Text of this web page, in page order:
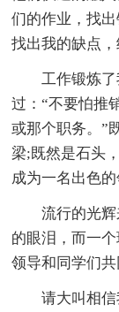
们的作业，找
找出我的缺点，
工作锻炼
过：“不要怕推
或那个职务。”
梁;既然是石头
成为一名出色
流行的光
的眼泪，而一
领导和同学们
请大叫相